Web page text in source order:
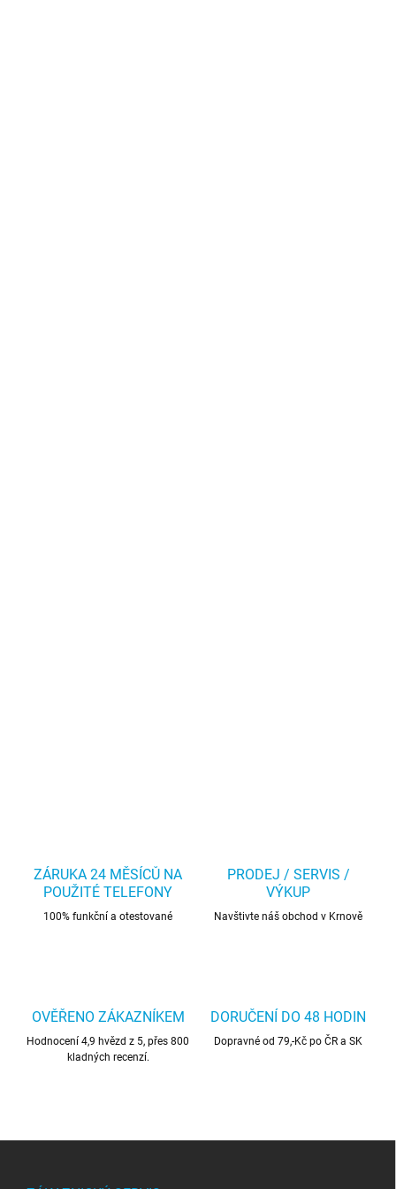
ZÁRUKA 24 MĚSÍCŮ NA
POUŽITÉ TELEFONY
100% funkční a otestované
PRODEJ / SERVIS /
VÝKUP
Navštivte náš obchod v Krnově
OVĚŘENO ZÁKAZNÍKEM
Hodnocení 4,9 hvězd z 5, přes 800
kladných recenzí.
DORUČENÍ DO 48 HODIN
Dopravné od 79,-Kč po ČR a SK